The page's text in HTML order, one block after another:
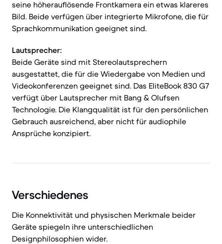
seine höherauflösende Frontkamera ein etwas klareres
Bild. Beide verfügen über integrierte Mikrofone, die für
Sprachkommunikation geeignet sind.
Lautsprecher:
Beide Geräte sind mit Stereolautsprechern
ausgestattet, die für die Wiedergabe von Medien und
Videokonferenzen geeignet sind. Das EliteBook 830 G7
verfügt über Lautsprecher mit Bang & Olufsen
Technologie. Die Klangqualität ist für den persönlichen
Gebrauch ausreichend, aber nicht für audiophile
Ansprüche konzipiert.
Verschiedenes
Die Konnektivität und physischen Merkmale beider
Geräte spiegeln ihre unterschiedlichen
Designphilosophien wider.